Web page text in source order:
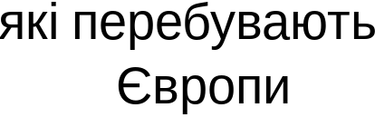
Європи